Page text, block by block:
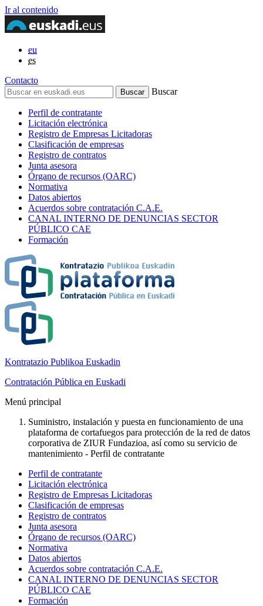
Ir al contenido
eu
es
Contacto
Buscar
Perfil de contratante
Licitación electrónica
Registro de Empresas Licitadoras
Clasificación de empresas
Registro de contratos
Junta asesora
Órgano de recursos (OARC)
Normativa
Datos abiertos
Acuerdos sobre contratación C.A.E.
CANAL INTERNO DE DENUNCIAS SECTOR
PÚBLICO CAE
Formación
Kontratazio Publikoa Euskadin
Contratación Pública en Euskadi
Menú principal
Suministro, instalación y puesta en funcionamiento de una
plataforma de cortafuegos para protección de la red de datos
corporativa de ZIUR Fundazioa, así como su servicio de
mantenimiento - Perfil de contratante
Perfil de contratante
Licitación electrónica
Registro de Empresas Licitadoras
Clasificación de empresas
Registro de contratos
Junta asesora
Órgano de recursos (OARC)
Normativa
Datos abiertos
Acuerdos sobre contratación C.A.E.
CANAL INTERNO DE DENUNCIAS SECTOR
PÚBLICO CAE
Formación